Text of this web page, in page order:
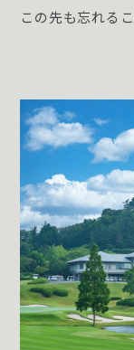
この先も忘れる